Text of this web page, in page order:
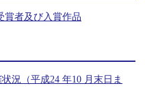
賞者及び入賞作品
況（平成24 年10 月末日ま